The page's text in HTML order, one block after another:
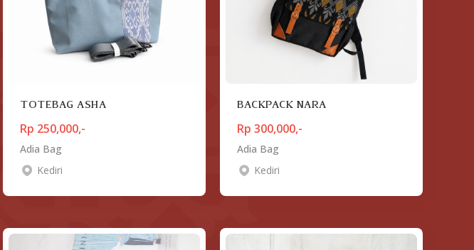
TOTEBAG ASHA
Rp 250,000,-
Adia Bag
Kediri
BACKPACK NARA
Rp 300,000,-
Adia Bag
Kediri